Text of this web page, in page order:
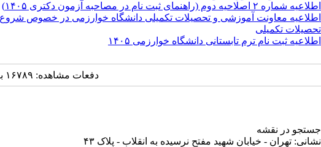
اطلاعیه شماره ۲ اصلاحیه دوم (راهنمای ثبت نام در مصاحبه آزمون دکتری ۱۴۰۵)
اطلاعیه معاونت آموزشی و تحصیلات تکمیلی دانشگاه خوارزمی در خصوص
تحصیلات تکمیلی
اطلاعیه ثبت نام ترم تابستانی دانشگاه خوارزمی ۱۴۰۵
دفعات مشاهده: ۱۶۷۸۹ بار |
جستجو در نقشه
نشانی: تهران - خیابان شهید مفتح نرسیده به انقلاب - پلاک ۴۳